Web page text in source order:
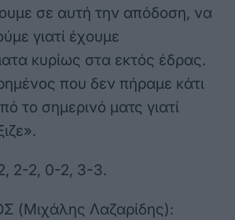
σε αυτή την απόδοση, να
γιατί έχουμε
κυρίως στα εκτός έδρας.
που δεν πήραμε κάτι
το σημερινό ματς γιατί
2-2, 0-2, 3-3.
(Μιχάλης Λαζαρίδης):